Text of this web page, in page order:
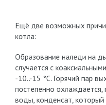
Ещё две возможных
котла:
Образование наледи на
случается с
-10..-15 °C. Горячий пар
постепенно охлаждается,
воды, конденсат, который